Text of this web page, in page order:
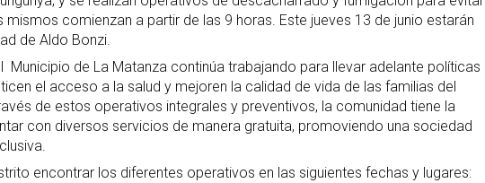
mismos comienzan a partir de las 9 horas. Este jueves 13 de junio estarán
de Aldo Bonzi.
Municipio de La Matanza continúa trabajando para llevar adelante políticas
el acceso a la salud y mejoren la calidad de vida de las familias del
de estos operativos integrales y preventivos, la comunidad tiene la
con diversos servicios de manera gratuita, promoviendo una sociedad
encontrar los diferentes operativos en las siguientes fechas y lugares: